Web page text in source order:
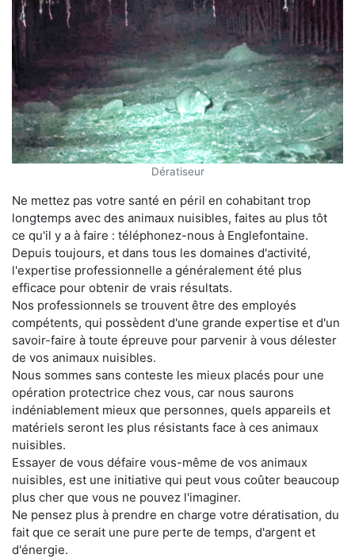
Dératiseur
Ne mettez pas votre santé en péril en cohabitant trop
longtemps avec des animaux nuisibles, faites au plus tôt
ce qu'il y a à faire : téléphonez-nous à Englefontaine.
Depuis toujours, et dans tous les domaines d'activité,
l'expertise professionnelle a généralement été plus
efficace pour obtenir de vrais résultats.
Nos professionnels se trouvent être des employés
compétents, qui possèdent d'une grande expertise et d'un
savoir-faire à toute épreuve pour parvenir à vous délester
de vos animaux nuisibles.
Nous sommes sans conteste les mieux placés pour une
opération protectrice chez vous, car nous saurons
indéniablement mieux que personnes, quels appareils et
matériels seront les plus résistants face à ces animaux
nuisibles.
Essayer de vous défaire vous-même de vos animaux
nuisibles, est une initiative qui peut vous coûter beaucoup
plus cher que vous ne pouvez l'imaginer.
Ne pensez plus à prendre en charge votre dératisation, du
fait que ce serait une pure perte de temps, d'argent et
d'énergie.